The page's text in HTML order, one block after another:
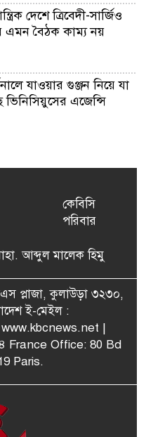
দেশে ত্রিবেদী-সার্জিও
এমন বৈঠক কাম্য নয়
যাওয়ার গুঞ্জন নিয়ে যা
ভিনিসিয়ুসের এজেন্সি
জাপানের বিরল পদক্ষেপ
অন্য দেশের পাসপোর্ট
মন্ত্রণালয়ের স্থায়ী
সদস্য হলেন এমপি শকু
রাজনগরে
খুলছে বাংলাদেশের
কেবিসি
পরিবার
আব্দুল মালেক হিমু
প্লাজা, কুলাউড়া ৩২৩০,
ই-মেইল :
|
France Office: 80 Bd
Paris.